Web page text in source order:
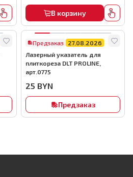
В корзину
Предзаказ
27.08.2026
Лазерный указатель для
плиткореза DLT PROLINE,
арт.0775
25 BYN
Предзаказ